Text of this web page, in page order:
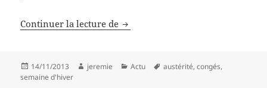
Continuer la lecture de InF.O. sur la semaine d’hiver
Publié
le
14/11/2013 Auteur
jeremie Catégories
Actu
Mots-
austérité,congés,
semaine d'hiver